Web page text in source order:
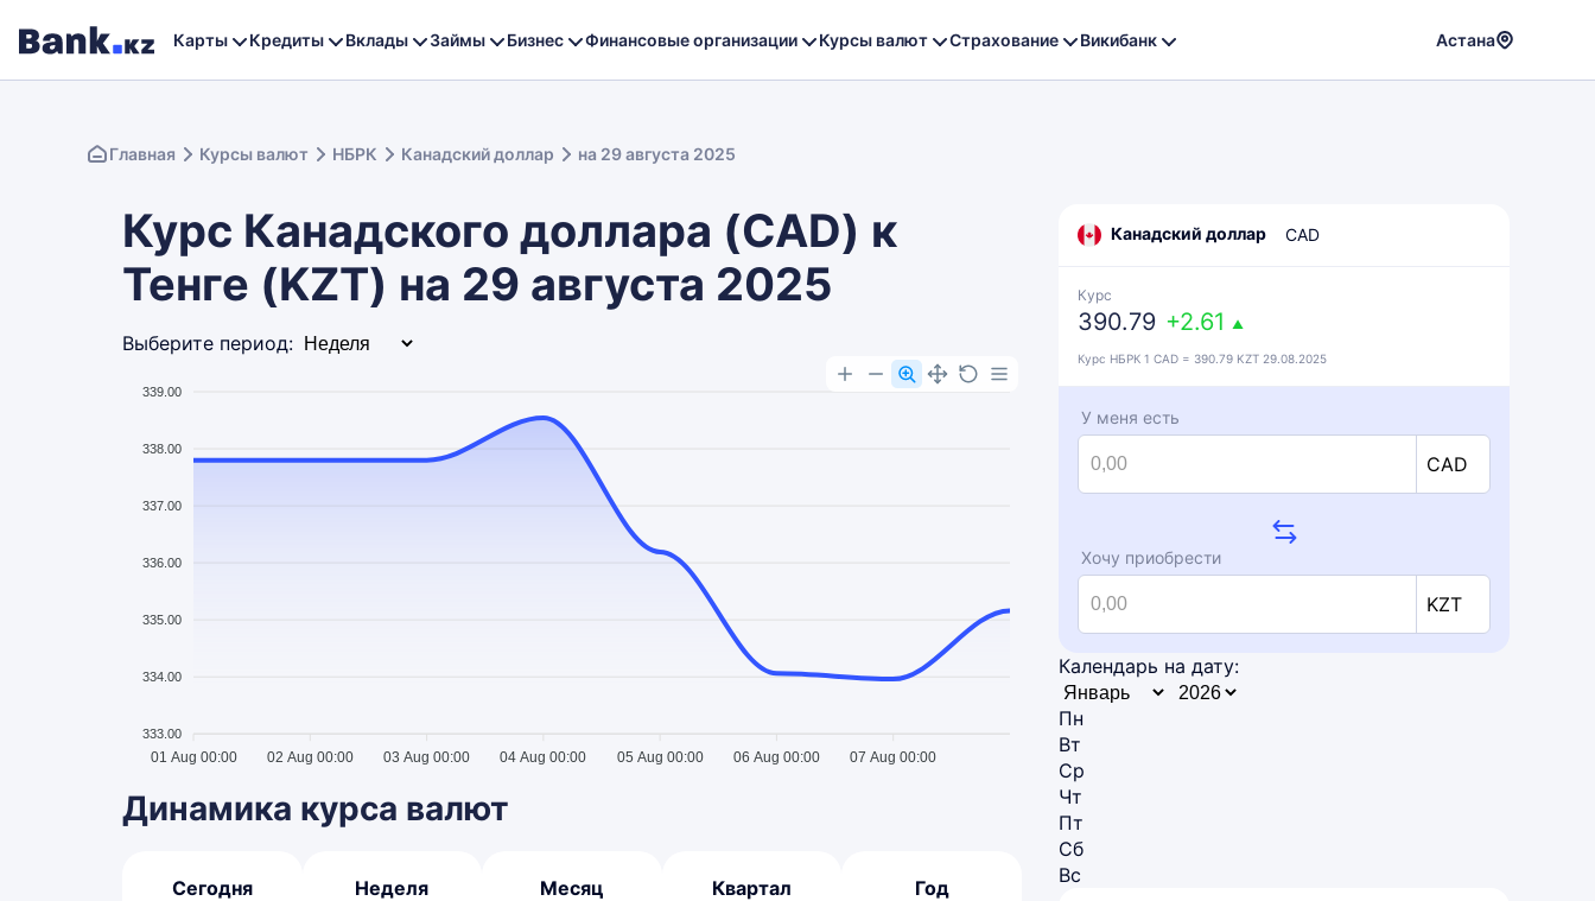
Карты Кредиты Вклады Займы Бизнес Финансовые организации Курсы валют Страхование Викибанк Астана
Главная Курсы валют НБРК Канадский доллар на 29 августа 2025
Курс Канадского доллара (CAD) к
Тенге (KZT) на 29 августа 2025
Выберите период:
339.00
338.00
337.00
336.00
335.00
334.00
333.00
01 Aug 00:00 02 Aug 00:00 03 Aug 00:00 04 Aug 00:00 05 Aug 00:00 06 Aug 00:00 07 Aug 00:00
Динамика курса валют
Сегодня
Неделя
Месяц
Квартал
Год
Канадский доллар CAD
Курс
390.79 +2.61 ▲
Курс НБРК 1 CAD = 390.79 KZT 29.08.2025
У меня есть
CAD
Хочу приобрести
KZT
Календарь на дату:
Пн
Вт
Ср
Чт
Пт
Сб
Вс